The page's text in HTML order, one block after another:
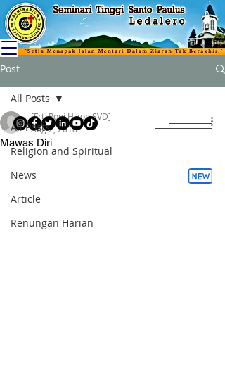
Post
All Posts
Religion and Spiritual
News
Article
Renungan Harian
All Posts
Mawas Diri
[Frt. Roni Hikon SVD]
Aug 2, 2018